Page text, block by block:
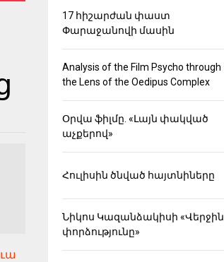
17 հիշարժան փաստ
Փարաջանովի մասին
Analysis of the Film Psycho through
the Lens of the Oedipus Complex
Օրվա ֆիլմը. «Լայն փակված
աչքերով»
Հուլիսին ծնված հայտնիները
Նիկոս Կազանձակիսի «Վերջին
փորձությունը»